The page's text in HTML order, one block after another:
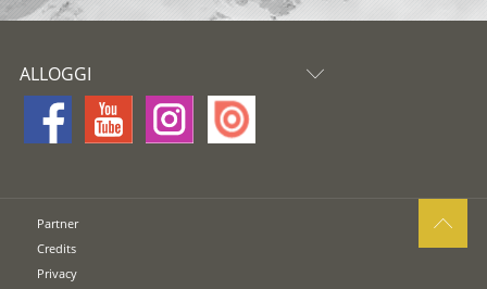
ALLOGGI
Partner
Credits
Privacy